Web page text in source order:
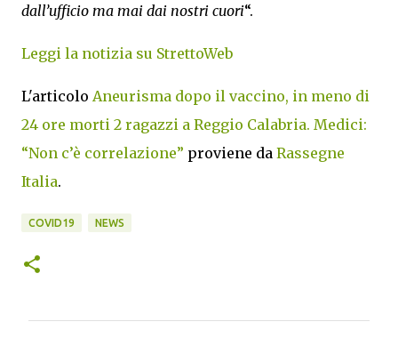
dall’ufficio ma mai dai nostri cuori“.
Leggi la notizia su StrettoWeb
L'articolo Aneurisma dopo il vaccino, in meno di
24 ore morti 2 ragazzi a Reggio Calabria. Medici:
“Non c’è correlazione” proviene da Rassegne
Italia.
COVID19 NEWS